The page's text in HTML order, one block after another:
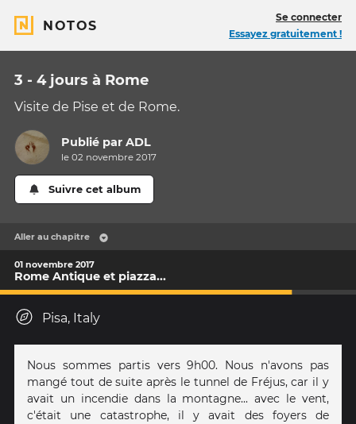
NOTOS
Se connecter
Essayez gratuitement !
3 - 4 jours à Rome
Visite de Pise et de Rome.
Publié parADL
le 02 novembre 2017
Suivre cet album
Aller au chapitre
01 novembre 2017
Rome Antique et piazza...
Pisa, Italy
Nous sommes partis vers 9h00. Nous n'avons pas
mangé tout de suite après le tunnel de Fréjus, car il y
avait un incendie dans la montagne... avec le vent,
c'était une catastrophe, il y avait des foyers de